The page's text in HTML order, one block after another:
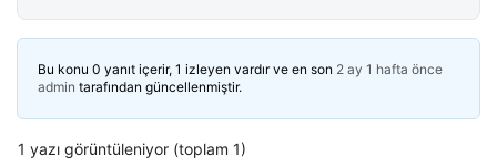
Bu konu 0 yanıt içerir, 1 izleyen vardır ve en son 2 ay 1 hafta önce
admin tarafından güncellenmiştir.
1 yazı görüntüleniyor (toplam 1)